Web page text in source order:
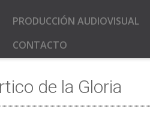
PRODUCCIÓN AUDIOVISUAL
CONTACTO
de la Gloria